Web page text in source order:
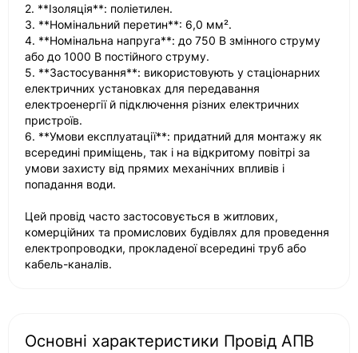
2. **Ізоляція**: поліетилен.
3. **Номінальний перетин**: 6,0 мм².
4. **Номінальна напруга**: до 750 В змінного струму
або до 1000 В постійного струму.
5. **Застосування**: використовують у стаціонарних
електричних установках для передавання
електроенергії й підключення різних електричних
пристроїв.
6. **Умови експлуатації**: придатний для монтажу як
всередині приміщень, так і на відкритому повітрі за
умови захисту від прямих механічних впливів і
попадання води.
Цей провід часто застосовується в житлових,
комерційних та промислових будівлях для проведення
електропроводки, прокладеної всередині труб або
кабель-каналів.
Основні характеристики Провід АПВ